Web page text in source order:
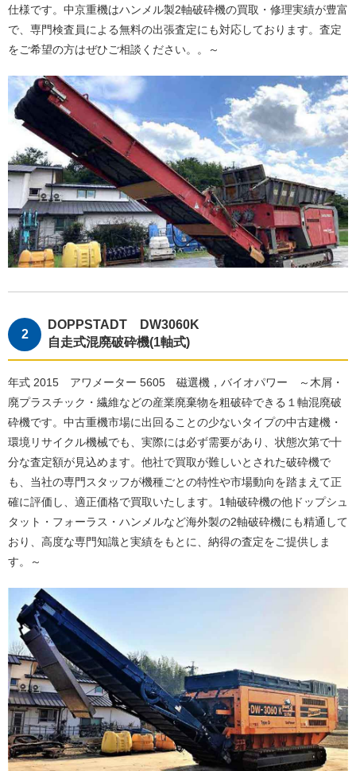
仕様です。中京重機はハンメル製2軸破砕機の買取・修理実績が豊富
で、専門検査員による無料の出張査定にも対応しております。査定
をご希望の方はぜひご相談ください。。～
DOPPSTADT DW3060K
自走式混廃破砕機(1軸式)
年式 2015 アワメーター 5605 磁選機，バイオパワー ～木屑・
廃プラスチック・繊維などの産業廃棄物を粗破砕できる１軸混廃破
砕機です。中古重機市場に出回ることの少ないタイプの中古建機・
環境リサイクル機械でも、実際には必ず需要があり、状態次第で十
分な査定額が見込めます。他社で買取が難しいとされた破砕機で
も、当社の専門スタッフが機種ごとの特性や市場動向を踏まえて正
確に評価し、適正価格で買取いたします。1軸破砕機の他ドップシュ
タット・フォーラス・ハンメルなど海外製の2軸破砕機にも精通して
おり、高度な専門知識と実績をもとに、納得の査定をご提供しま
す。～